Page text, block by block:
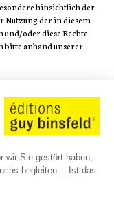
hinsichtlich der
Nutzung der in diesem
oder diese Rechte
bitte anhand unserer
wir Sie gestört haben,
begleiten… Ist das